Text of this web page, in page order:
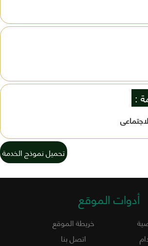
:
تحميل نموذج الخدمة
أدوات الموقع
خريطة الموقع
اتصل بنا